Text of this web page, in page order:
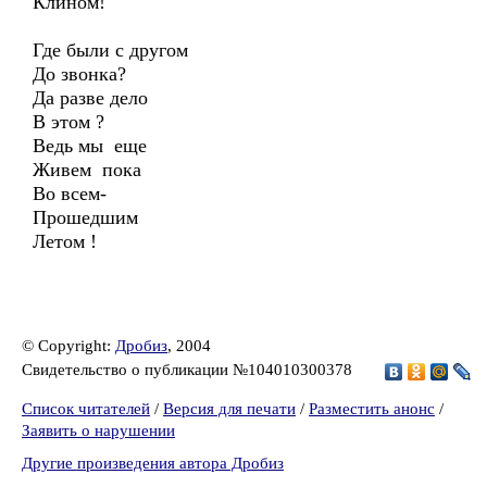
Где были с другом
До звонка?
Да разве дело
В этом ?
Ведь мы еще
Живем пока
Во всем-
Прошедшим
Летом !
© Copyright: Дробиз, 2004
Свидетельство о публикации №104010300378
Список читателей / Версия для печати / Разместить анонс /
Заявить о нарушении
Другие произведения автора Дробиз